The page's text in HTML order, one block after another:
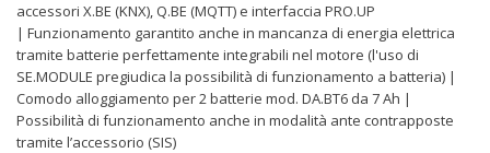
accessori X.BE (KNX), Q.BE (MQTT) e interfaccia PRO.UP
| Funzionamento garantito anche in mancanza di energia elettrica
tramite batterie perfettamente integrabili nel motore (l'uso di
SE.MODULE pregiudica la possibilità di funzionamento a batteria) |
Comodo alloggiamento per 2 batterie mod. DA.BT6 da 7 Ah |
Possibilità di funzionamento anche in modalità ante contrapposte
tramite l’accessorio (SIS)